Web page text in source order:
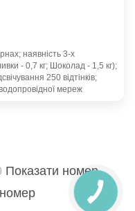
наявність 3-х
- 0,7 кг; Шоколад - 1,5 кг);
250 відтінків;
мереж
Показати номер